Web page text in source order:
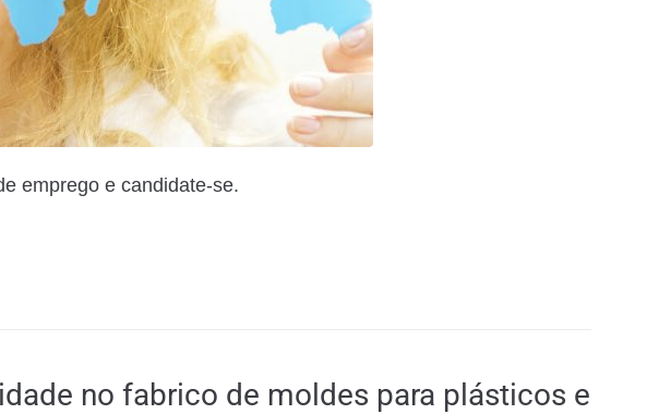
emprego e candidate-se.
no fabrico de moldes para plásticos e